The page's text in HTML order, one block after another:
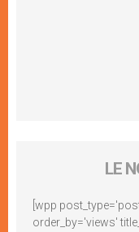
LE
[wpp
order_by='views'